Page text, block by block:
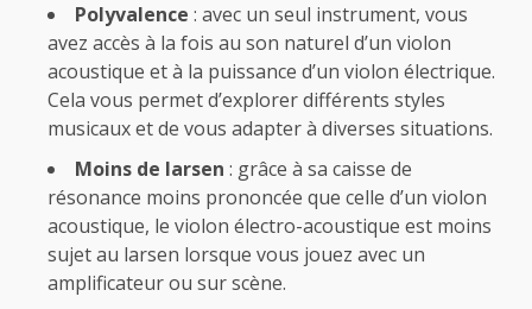
Polyvalence : avec un seul instrument, vous
avez accès à la fois au son naturel d’un violon
acoustique et à la puissance d’un violon électrique.
Cela vous permet d’explorer différents styles
musicaux et de vous adapter à diverses situations.
Moins de larsen : grâce à sa caisse de
résonance moins prononcée que celle d’un violon
acoustique, le violon électro-acoustique est moins
sujet au larsen lorsque vous jouez avec un
amplificateur ou sur scène.